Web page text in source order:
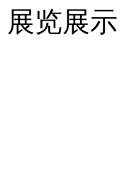
展览展示